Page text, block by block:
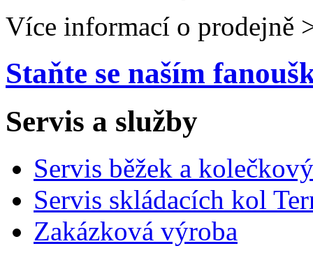
Více informací o prodejně
Staňte se naším
Servis a služby
Servis běžek a
Servis skládacích kol
Zakázková výroba